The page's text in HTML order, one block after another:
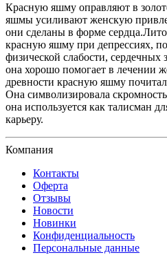
Красную яшму оправляют в
яшмы усиливают женскую
они сделаны в форме
красную яшму при депрессиях,
физической слабости, сердечных
она хорошо помогает в лечении
древности красную яшму
Она символизировала
она используется как талисман
карьеру.
Компания
Контакты
Оферта
Отзывы
Новости
Новинки
Конфиденциальность
Персональные данные